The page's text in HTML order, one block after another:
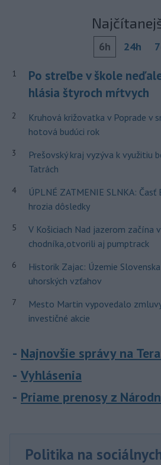
6h 24h
1
Po streľbe v škole
hlásia štyroch mŕtvych
2
Kruhová križovatka v Poprade v
hotová budúci rok
3
Prešovský kraj vyzýva k využitiu
Tatrách
4
ÚPLNÉ ZATMENIE SLNKA:
hrozia dôsledky
5
V Košiciach Nad jazerom začína
chodníka,otvorili aj pumptrack
6
Historik Zajac: Územie
uhorských vzťahov
7
Mesto Martin vypovedalo
investičné akcie
Najnovšie správy na
Vyhlásenia
Priame prenosy z
Politika na